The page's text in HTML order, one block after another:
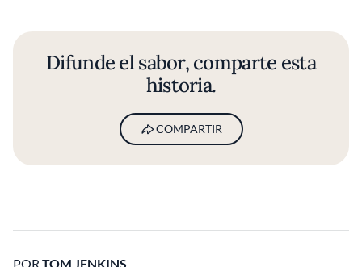
Difunde el sabor, comparte esta
historia.
COMPARTIR
POR TOM JENKINS